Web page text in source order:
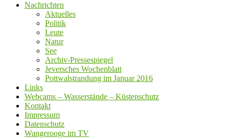
Nachrichten
Aktuelles
Politik
Leute
Natur
See
Archiv-Pressespiegel
Jeversches Wochenblatt
Pottwalstrandung im Januar 2016
Links
Webcams – Wasserstände – Küstenschutz
Kontakt
Impressum
Datenschutz
Wangerooge im TV